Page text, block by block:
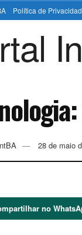
Política de
28 de maio
no